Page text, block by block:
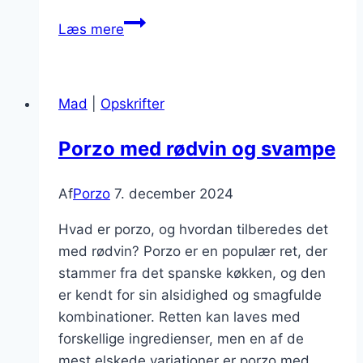
Læs merePorzo
chorizo
Mad Opskrifter
Porzo med rødvin og svampe
AfPorzo 7. december 2024
Hvad er porzo, og hvordan tilberedes det
med rødvin? Porzo er en populær ret, der
stammer fra det spanske køkken, og den
er kendt for sin alsidighed og smagfulde
kombinationer. Retten kan laves med
forskellige ingredienser, men en af de